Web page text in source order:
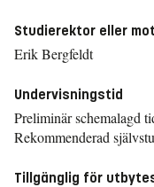
Studierektor eller
Erik Bergfeldt
Undervisningstid
Preliminär schemalagd
Rekommenderad
Tillgänglig för